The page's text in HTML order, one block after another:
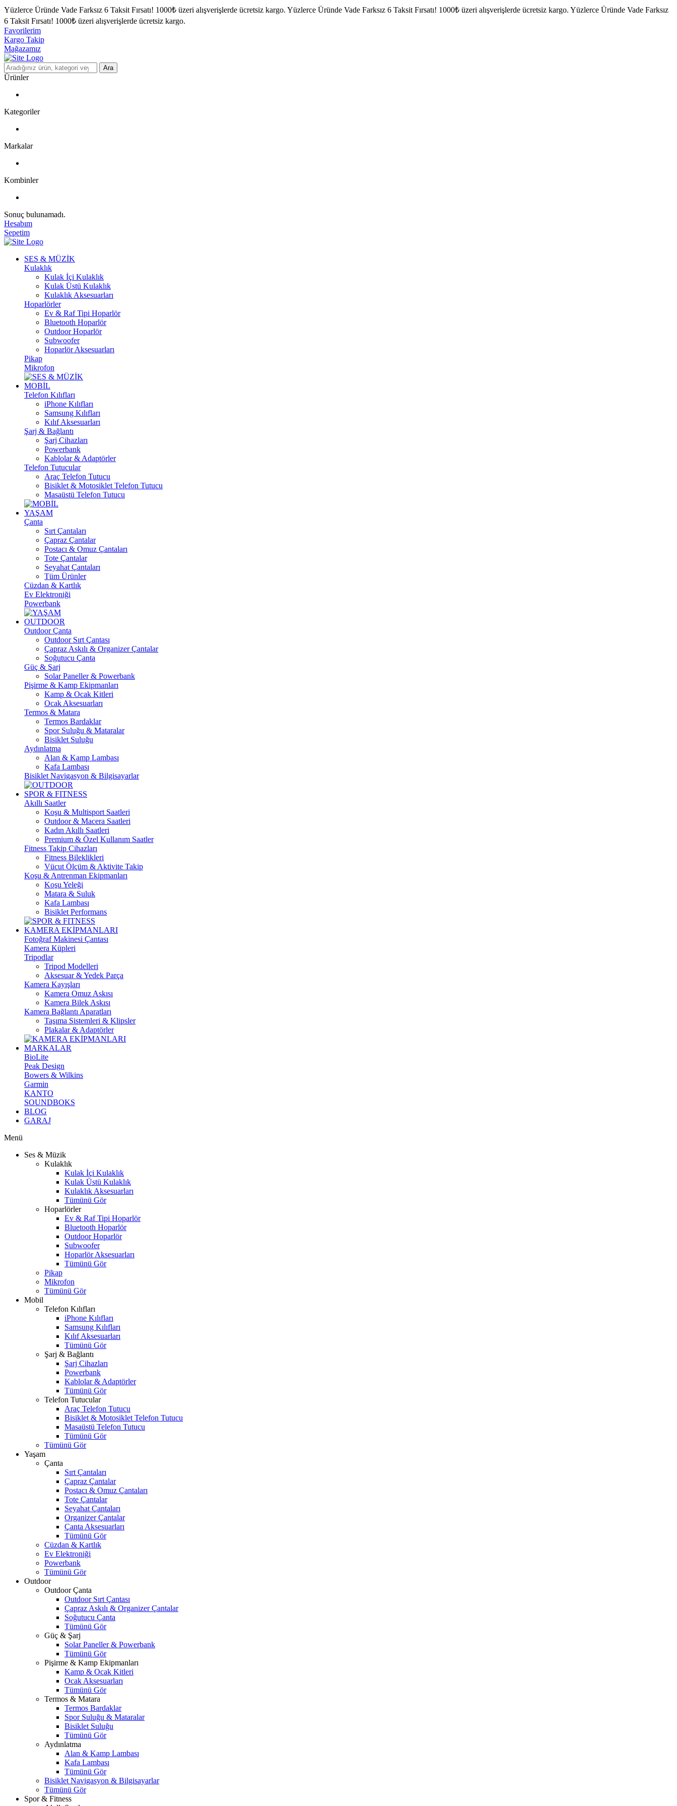
Yüzlerce Üründe Vade Farksız 6 Taksit Fırsatı! 1000₺ üzeri alışverişlerde ücretsiz kargo. Yüzlerce Üründe Vade Farksız 6 Taksit Fırsatı! 1000₺ üzeri alışverişlerde ücretsiz kargo. Yüzlerce Üründe Vade Farksız
6 Taksit Fırsatı! 1000₺ üzeri alışverişlerde ücretsiz kargo.
Favorilerim
Kargo Takip
Mağazamız
Ara
Ürünler
Kategoriler
Markalar
Kombinler
Sonuç bulunamadı.
Hesabım
Sepetim
SES & MÜZİK
Kulaklık
Kulak İçi Kulaklık
Kulak Üstü Kulaklık
Kulaklık Aksesuarları
Hoparlörler
Ev & Raf Tipi Hoparlör
Bluetooth Hoparlör
Outdoor Hoparlör
Subwoofer
Hoparlör Aksesuarları
Pikap
Mikrofon
MOBİL
Telefon Kılıfları
iPhone Kılıfları
Samsung Kılıfları
Kılıf Aksesuarları
Şarj & Bağlantı
Şarj Cihazları
Powerbank
Kablolar & Adaptörler
Telefon Tutucular
Araç Telefon Tutucu
Bisiklet & Motosiklet Telefon Tutucu
Masaüstü Telefon Tutucu
YAŞAM
Çanta
Sırt Çantaları
Çapraz Çantalar
Postacı & Omuz Çantaları
Tote Çantalar
Seyahat Çantaları
Tüm Ürünler
Cüzdan & Kartlık
Ev Elektroniği
Powerbank
OUTDOOR
Outdoor Çanta
Outdoor Sırt Çantası
Çapraz Askılı & Organizer Çantalar
Soğutucu Çanta
Güç & Şarj
Solar Paneller & Powerbank
Pişirme & Kamp Ekipmanları
Kamp & Ocak Kitleri
Ocak Aksesuarları
Termos & Matara
Termos Bardaklar
Spor Suluğu & Mataralar
Bisiklet Suluğu
Aydınlatma
Alan & Kamp Lambası
Kafa Lambası
Bisiklet Navigasyon & Bilgisayarlar
SPOR & FITNESS
Akıllı Saatler
Koşu & Multisport Saatleri
Outdoor & Macera Saatleri
Kadın Akıllı Saatleri
Premium & Özel Kullanım Saatler
Fitness Takip Cihazları
Fitness Bileklikleri
Vücut Ölçüm & Aktivite Takip
Koşu & Antrenman Ekipmanları
Koşu Yeleği
Matara & Suluk
Kafa Lambası
Bisiklet Performans
KAMERA EKİPMANLARI
Fotoğraf Makinesi Çantası
Kamera Küpleri
Tripodlar
Tripod Modelleri
Aksesuar & Yedek Parça
Kamera Kayışları
Kamera Omuz Askısı
Kamera Bilek Askısı
Kamera Bağlantı Aparatları
Taşıma Sistemleri & Klipsler
Plakalar & Adaptörler
MARKALAR
BioLite
Peak Design
Bowers & Wilkins
Garmin
KANTO
SOUNDBOKS
BLOG
GARAJ
Menü
Ses & Müzik
Kulaklık
Kulak İçi Kulaklık
Kulak Üstü Kulaklık
Kulaklık Aksesuarları
Tümünü Gör
Hoparlörler
Ev & Raf Tipi Hoparlör
Bluetooth Hoparlör
Outdoor Hoparlör
Subwoofer
Hoparlör Aksesuarları
Tümünü Gör
Pikap
Mikrofon
Tümünü Gör
Mobil
Telefon Kılıfları
iPhone Kılıfları
Samsung Kılıfları
Kılıf Aksesuarları
Tümünü Gör
Şarj & Bağlantı
Şarj Cihazları
Powerbank
Kablolar & Adaptörler
Tümünü Gör
Telefon Tutucular
Araç Telefon Tutucu
Bisiklet & Motosiklet Telefon Tutucu
Masaüstü Telefon Tutucu
Tümünü Gör
Tümünü Gör
Yaşam
Çanta
Sırt Çantaları
Çapraz Çantalar
Postacı & Omuz Çantaları
Tote Çantalar
Seyahat Çantaları
Organizer Çantalar
Çanta Aksesuarları
Tümünü Gör
Cüzdan & Kartlık
Ev Elektroniği
Powerbank
Tümünü Gör
Outdoor
Outdoor Çanta
Outdoor Sırt Çantası
Çapraz Askılı & Organizer Çantalar
Soğutucu Çanta
Tümünü Gör
Güç & Şarj
Solar Paneller & Powerbank
Tümünü Gör
Pişirme & Kamp Ekipmanları
Kamp & Ocak Kitleri
Ocak Aksesuarları
Tümünü Gör
Termos & Matara
Termos Bardaklar
Spor Suluğu & Mataralar
Bisiklet Suluğu
Tümünü Gör
Aydınlatma
Alan & Kamp Lambası
Kafa Lambası
Tümünü Gör
Bisiklet Navigasyon & Bilgisayarlar
Tümünü Gör
Spor & Fitness